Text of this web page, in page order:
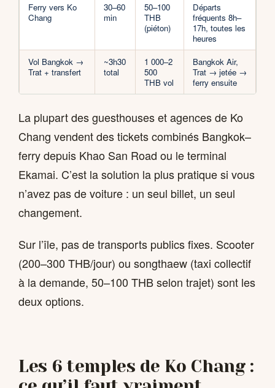
Ferry vers Ko
Chang
30–60
min
50–100
THB
(piéton)
Départs
fréquents 8h–
17h, toutes les
heures
Vol Bangkok →
Trat + transfert
~3h30
total
1 000–2
500
THB vol
Bangkok Air,
Trat → jetée →
ferry ensuite
La plupart des guesthouses et agences de Ko
Chang vendent des tickets combinés Bangkok–
ferry depuis Khao San Road ou le terminal
Ekamai. C’est la solution la plus pratique si vous
n’avez pas de voiture : un seul billet, un seul
changement.
Sur l’île, pas de transports publics fixes. Scooter
(200–300 THB/jour) ou songthaew (taxi collectif
à la demande, 50–100 THB selon trajet) sont les
deux options.
Les 6 temples de Ko Chang :